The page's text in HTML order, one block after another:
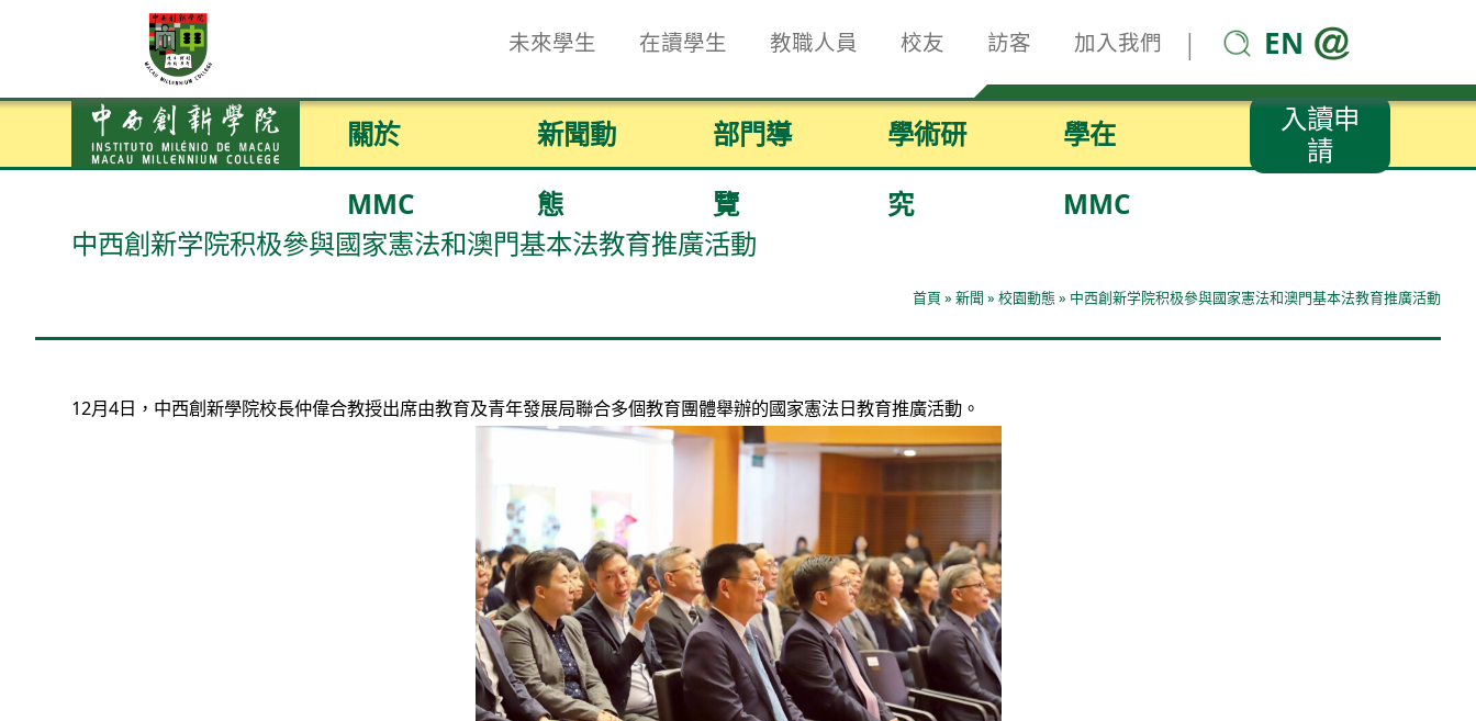
未來學生 在讀學生 教職人員 校友 訪客 加入我們 | EN
關於
MMC
新聞動
態
部門導
覽
學術研
究
學在
MMC
入讀申
請
中西創新学院积极參與國家憲法和澳門基本法教育推廣活動
首頁 » 新聞 » 校園動態 » 中西創新学院积极參與國家憲法和澳門基本法教育推廣活動
12月4日，中西創新學院校長仲偉合教授出席由教育及青年發展局聯合多個教育團體舉辦的國家憲法日教育推廣活動。